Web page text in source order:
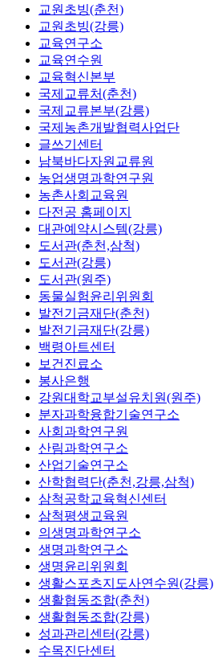
교원초빙(춘천)
교원초빙(강릉)
교육연구소
교육연수원
교육혁신본부
국제교류처(춘천)
국제교류본부(강릉)
국제농촌개발협력사업단
글쓰기센터
남북바다자원교류원
농업생명과학연구원
농촌사회교육원
다전공 홈페이지
대관예약시스템(강릉)
도서관(춘천,삼척)
도서관(강릉)
도서관(원주)
동물실험윤리위원회
발전기금재단(춘천)
발전기금재단(강릉)
백령아트센터
보건진료소
봉사은행
강원대학교부설유치원(원주)
분자과학융합기술연구소
사회과학연구원
산림과학연구소
산업기술연구소
산학협력단(춘천,강릉,삼척)
삼척공학교육혁신센터
삼척평생교육원
의생명과학연구소
생명과학연구소
생명윤리위원회
생활스포츠지도사연수원(강릉)
생활협동조합(춘천)
생활협동조합(강릉)
성과관리센터(강릉)
수목진단센터